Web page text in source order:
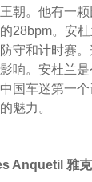
朝。他有一颗
28bpm。安
守和计时赛
响。安杜兰
国车迷第一
魅力。
Anquetil 雅克